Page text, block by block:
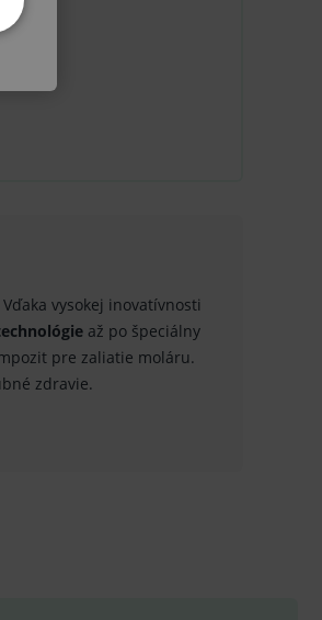
vysokej inovatívnosti
až po špeciálny
pre zaliatie moláru.
zdravie.